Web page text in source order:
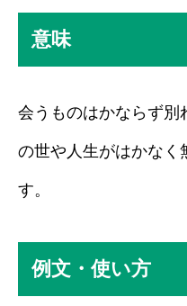
意味
会うものはかならず別
の世や人生がはかなく
す。
例文・使い方